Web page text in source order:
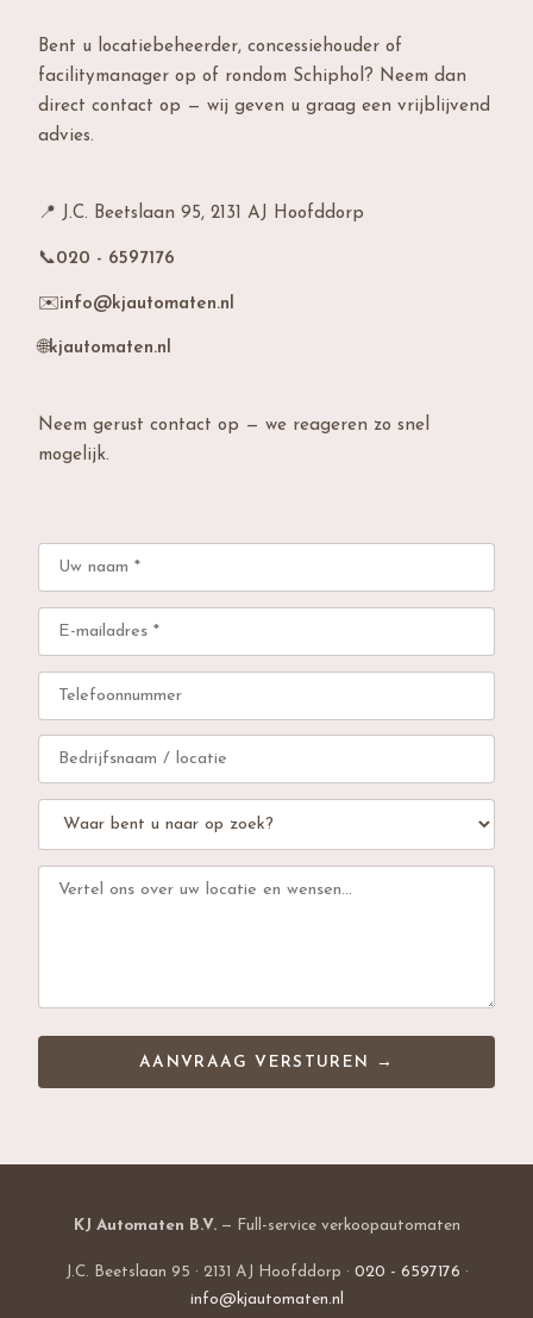
Bent u locatiebeheerder, concessiehouder of
facilitymanager op of rondom Schiphol? Neem dan
direct contact op — wij geven u graag een vrijblijvend
advies.
📍 J.C. Beetslaan 95, 2131 AJ Hoofddorp
📞020 - 6597176
✉️ info@kjautomaten.nl
🌐kjautomaten.nl
Neem gerust contact op — we reageren zo snel
mogelijk.
AANVRAAG VERSTUREN →
KJ Automaten B.V.— Full-service verkoopautomaten
J.C. Beetslaan 95 · 2131 AJ Hoofddorp · 020 - 6597176 ·
info@kjautomaten.nl